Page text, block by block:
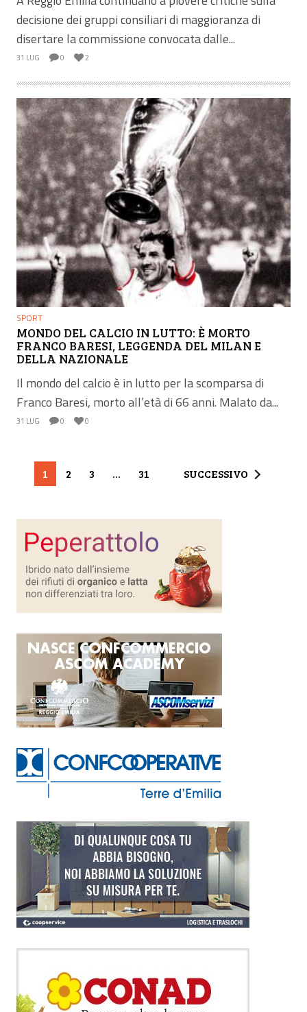
decisione dei gruppi consiliari di maggioranza di
disertare la commissione convocata dalle...
31 LUG 0 2
SPORT
MONDO DEL CALCIO IN LUTTO: È MORTO
FRANCO BARESI, LEGGENDA DEL MILAN E
DELLA NAZIONALE
Il mondo del calcio è in lutto per la scomparsa di
Franco Baresi, morto all’età di 66 anni. Malato da...
31 LUG 0 0
1 2 3 … 31 SUCCESSIVO